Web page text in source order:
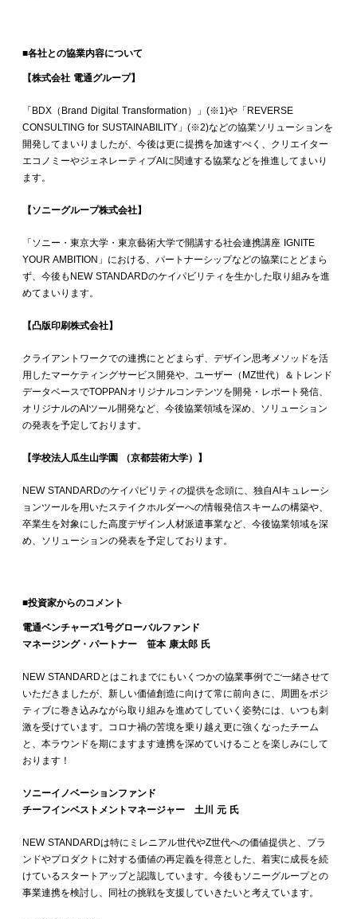
■各社との協業内容について
【株式会社 電通グループ】
「BDX（Brand Digital Transformation）」(※1)や「REVERSE
CONSULTING for SUSTAINABILITY」(※2)などの協業ソリューションを
開発してまいりましたが、今後は更に提携を加速すべく、クリエイター
エコノミーやジェネレーティブAIに関連する協業などを推進してまいり
ます。
【ソニーグループ株式会社】
「ソニー・東京大学・東京藝術大学で開講する社会連携講座 IGNITE
YOUR AMBITION」における、パートナーシップなどの協業にとどまら
ず、今後もNEW STANDARDのケイパビリティを生かした取り組みを進
めてまいります。
【凸版印刷株式会社】
クライアントワークでの連携にとどまらず、デザイン思考メソッドを活
用したマーケティングサービス開発や、ユーザー（MZ世代）＆トレンド
データベースでTOPPANオリジナルコンテンツを開発・レポート発信、
オリジナルのAIツール開発など、今後協業領域を深め、ソリューション
の発表を予定しております。
【学校法人瓜生山学園 （京都芸術大学）】
NEW STANDARDのケイパビリティの提供を念頭に、独自AIキュレーシ
ョンツールを用いたステイクホルダーへの情報発信スキームの構築や、
卒業生を対象にした高度デザイン人材派遣事業など、今後協業領域を深
め、ソリューションの発表を予定しております。
■投資家からのコメント
電通ベンチャーズ1号グローバルファンド
マネージング・パートナー 笹本 康太郎 氏
NEW STANDARDとはこれまでにもいくつかの協業事例でご一緒させて
いただきましたが、新しい価値創造に向けて常に前向きに、周囲をポジ
ティブに巻き込みながら取り組みを進めてしていく姿勢には、いつも刺
激を受けています。コロナ禍の苦境を乗り越え更に強くなったチーム
と、本ラウンドを期にますます連携を深めていけることを楽しみにして
おります！
ソニーイノベーションファンド
チーフインベストメントマネージャー 土川 元 氏
NEW STANDARDは特にミレニアル世代やZ世代への価値提供と、ブラ
ンドやプロダクトに対する価値の再定義を得意とした、着実に成長を続
けているスタートアップと認識しています。今後もソニーグループとの
事業連携を検討し、同社の挑戦を支援していきたいと考えています。